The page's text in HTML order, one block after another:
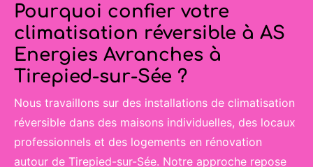
Pourquoi confier votre
climatisation réversible à AS
Energies Avranches à
Tirepied-sur-Sée ?
Nous travaillons sur des installations de climatisation
réversible dans des maisons individuelles, des locaux
professionnels et des logements en rénovation
autour de Tirepied-sur-Sée. Notre approche repose